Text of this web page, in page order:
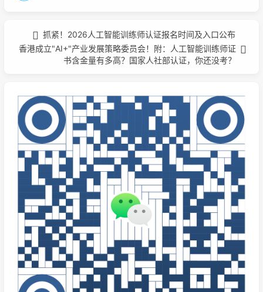
抓紧！2026人工智能训练师认证报名时间及入口公布
香港成立"AI+"产业发展策略委员会！附：人工智能训练师证
书含金量有多高？国家人社部认证，你还没考？